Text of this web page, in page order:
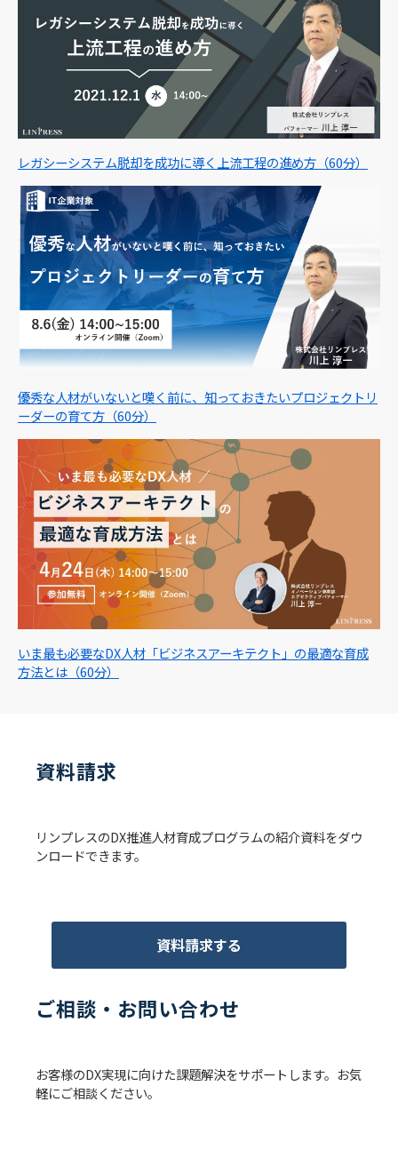
レガシーシステム脱却を成功に導く上流工程の進め方（60分）
優秀な人材がいないと嘆く前に、知っておきたいプロジェクトリ
ーダーの育て方（60分）
いま最も必要なDX人材「ビジネスアーキテクト」の最適な育成
方法とは（60分）
資料請求
リンプレスのDX推進人材育成プログラムの紹介資料をダウ
ンロードできます。
資料請求する
ご相談・お問い合わせ
お客様のDX実現に向けた課題解決をサポートします。お気
軽にご相談ください。